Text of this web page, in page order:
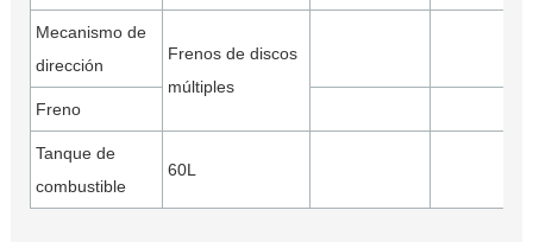
Mecanismo de
dirección
Frenos de discos
múltiples
Freno
Tanque de
combustible
60L